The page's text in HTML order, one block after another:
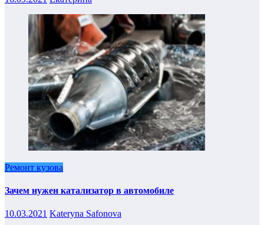
Ремонт кузова
Зачем нужен катализатор в автомобиле
10.03.2021 Kateryna Safonova